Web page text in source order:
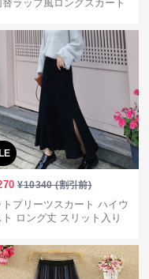
替ラップ風ロングスカート
¥10340(割引前)
トプリーツスカート ハイウ
ト ロング丈 スリット入り